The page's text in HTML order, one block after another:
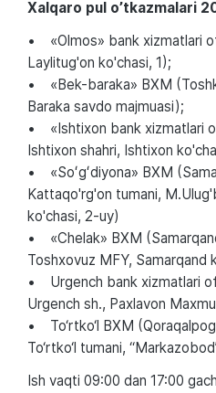
Xalqaro pul o’tkazmalari
• «Olmos» bank xizmatlari
Laylitug'on ko'chasi, 1);
• «Bek-baraka» BXM
Baraka savdo majmuasi);
• «Ishtixon bank xizmatlari
Ishtixon shahri, Ishtixon
• «Soʻgʻdiyona» BXM
Kattaqo'rg'on tumani,
ko'chasi, 2-uy)
• «Chelak» BXM
Toshxovuz MFY, Samarqand
• Urgench bank xizmatlari
Urgench sh., Paxlavon
• To‘rtko‘l BXM
To‘rtko‘l tumani,
Ish vaqti 09:00 dan 17:00